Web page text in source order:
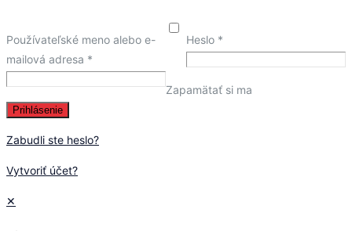
Používateľské meno alebo e-
mailová adresa *
Heslo *
Zapamätať si ma
Prihlásenie
Zabudli ste heslo?
Vytvoriť účet?
✕